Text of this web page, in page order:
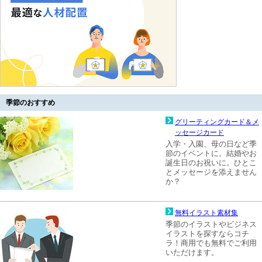
季節のおすすめ
グリーティングカード＆メ
ッセージカード
入学・入園、母の日など季
節のイベントに。結婚やお
誕生日のお祝いに。ひとこ
とメッセージを添えません
か？
無料イラスト素材集
季節のイラストやビジネス
イラストを探すならコチ
ラ！商用でも無料でご利用
いただけます。